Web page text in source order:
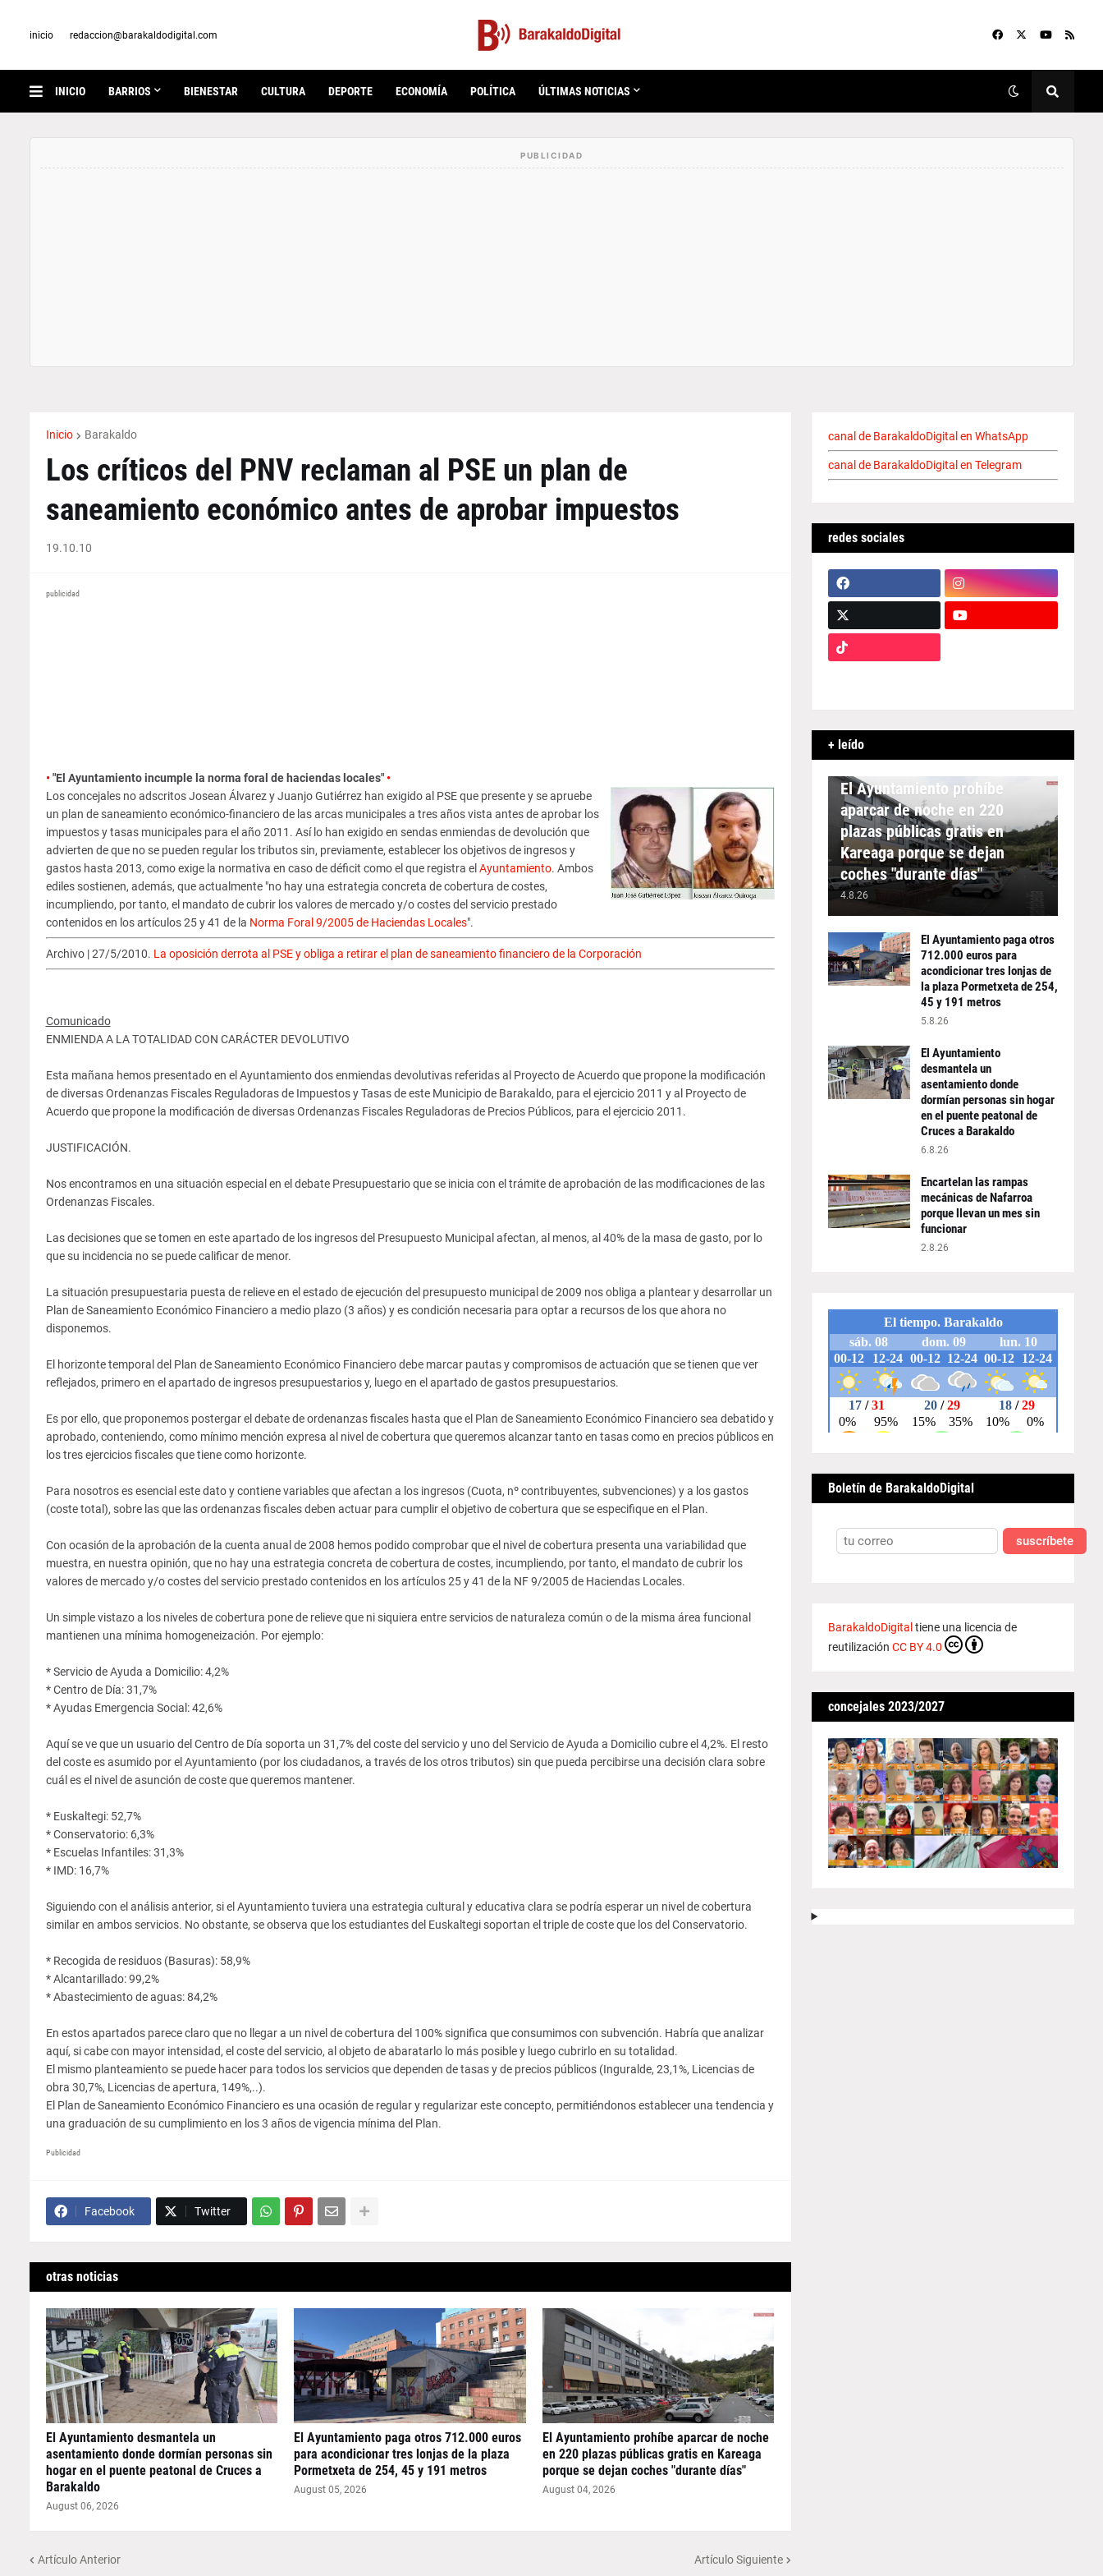
inicio redaccion@barakaldodigital.com
INICIO BARRIOS BIENESTAR CULTURA DEPORTE ECONOMÍA POLÍTICA ÚLTIMAS NOTICIAS
Inicio Barakaldo
Los críticos del PNV reclaman al PSE un plan de
saneamiento económico antes de aprobar impuestos
19.10.10
publicidad
•"El Ayuntamiento incumple la norma foral de haciendas locales" •
Los concejales no adscritos Josean Álvarez y Juanjo Gutiérrez han exigido al PSE que presente y se apruebe
un plan de saneamiento económico-financiero de las arcas municipales a tres años vista antes de aprobar los
impuestos y tasas municipales para el año 2011. Así lo han exigido en sendas enmiendas de devolución que
advierten de que no se pueden regular los tributos sin, previamente, establecer los objetivos de ingresos y
gastos hasta 2013, como exige la normativa en caso de déficit como el que registra el Ayuntamiento. Ambos
ediles sostienen, además, que actualmente "no hay una estrategia concreta de cobertura de costes,
incumpliendo, por tanto, el mandato de cubrir los valores de mercado y/o costes del servicio prestado
contenidos en los artículos 25 y 41 de la Norma Foral 9/2005 de Haciendas Locales".
Archivo | 27/5/2010. La oposición derrota al PSE y obliga a retirar el plan de saneamiento financiero de la Corporación
Comunicado
ENMIENDA A LA TOTALIDAD CON CARÁCTER DEVOLUTIVO
Esta mañana hemos presentado en el Ayuntamiento dos enmiendas devolutivas referidas al Proyecto de Acuerdo que propone la modificación
de diversas Ordenanzas Fiscales Reguladoras de Impuestos y Tasas de este Municipio de Barakaldo, para el ejercicio 2011 y al Proyecto de
Acuerdo que propone la modificación de diversas Ordenanzas Fiscales Reguladoras de Precios Públicos, para el ejercicio 2011.
JUSTIFICACIÓN.
Nos encontramos en una situación especial en el debate Presupuestario que se inicia con el trámite de aprobación de las modificaciones de las
Ordenanzas Fiscales.
Las decisiones que se tomen en este apartado de los ingresos del Presupuesto Municipal afectan, al menos, al 40% de la masa de gasto, por lo
que su incidencia no se puede calificar de menor.
La situación presupuestaria puesta de relieve en el estado de ejecución del presupuesto municipal de 2009 nos obliga a plantear y desarrollar un
Plan de Saneamiento Económico Financiero a medio plazo (3 años) y es condición necesaria para optar a recursos de los que ahora no
disponemos.
El horizonte temporal del Plan de Saneamiento Económico Financiero debe marcar pautas y compromisos de actuación que se tienen que ver
reflejados, primero en el apartado de ingresos presupuestarios y, luego en el apartado de gastos presupuestarios.
Es por ello, que proponemos postergar el debate de ordenanzas fiscales hasta que el Plan de Saneamiento Económico Financiero sea debatido y
aprobado, conteniendo, como mínimo mención expresa al nivel de cobertura que queremos alcanzar tanto en tasas como en precios públicos en
los tres ejercicios fiscales que tiene como horizonte.
Para nosotros es esencial este dato y contiene variables que afectan a los ingresos (Cuota, nº contribuyentes, subvenciones) y a los gastos
(coste total), sobre las que las ordenanzas fiscales deben actuar para cumplir el objetivo de cobertura que se especifique en el Plan.
Con ocasión de la aprobación de la cuenta anual de 2008 hemos podido comprobar que el nivel de cobertura presenta una variabilidad que
muestra, en nuestra opinión, que no hay una estrategia concreta de cobertura de costes, incumpliendo, por tanto, el mandato de cubrir los
valores de mercado y/o costes del servicio prestado contenidos en los artículos 25 y 41 de la NF 9/2005 de Haciendas Locales.
Un simple vistazo a los niveles de cobertura pone de relieve que ni siquiera entre servicios de naturaleza común o de la misma área funcional
mantienen una mínima homogeneización. Por ejemplo:
* Servicio de Ayuda a Domicilio: 4,2%
* Centro de Día: 31,7%
* Ayudas Emergencia Social: 42,6%
Aquí se ve que un usuario del Centro de Día soporta un 31,7% del coste del servicio y uno del Servicio de Ayuda a Domicilio cubre el 4,2%. El resto
del coste es asumido por el Ayuntamiento (por los ciudadanos, a través de los otros tributos) sin que pueda percibirse una decisión clara sobre
cuál es el nivel de asunción de coste que queremos mantener.
* Euskaltegi: 52,7%
* Conservatorio: 6,3%
* Escuelas Infantiles: 31,3%
* IMD: 16,7%
Siguiendo con el análisis anterior, si el Ayuntamiento tuviera una estrategia cultural y educativa clara se podría esperar un nivel de cobertura
similar en ambos servicios. No obstante, se observa que los estudiantes del Euskaltegi soportan el triple de coste que los del Conservatorio.
* Recogida de residuos (Basuras): 58,9%
* Alcantarillado: 99,2%
* Abastecimiento de aguas: 84,2%
En estos apartados parece claro que no llegar a un nivel de cobertura del 100% significa que consumimos con subvención. Habría que analizar
aquí, si cabe con mayor intensidad, el coste del servicio, al objeto de abaratarlo lo más posible y luego cubrirlo en su totalidad.
El mismo planteamiento se puede hacer para todos los servicios que dependen de tasas y de precios públicos (Inguralde, 23,1%, Licencias de
obra 30,7%, Licencias de apertura, 149%,..).
El Plan de Saneamiento Económico Financiero es una ocasión de regular y regularizar este concepto, permitiéndonos establecer una tendencia y
una graduación de su cumplimiento en los 3 años de vigencia mínima del Plan.
Publicidad
Facebook Twitter
otras noticias
El Ayuntamiento desmantela un
asentamiento donde dormían personas sin
hogar en el puente peatonal de Cruces a
Barakaldo
August 06, 2026
El Ayuntamiento paga otros 712.000 euros
para acondicionar tres lonjas de la plaza
Pormetxeta de 254, 45 y 191 metros
August 05, 2026
El Ayuntamiento prohíbe aparcar de noche
en 220 plazas públicas gratis en Kareaga
porque se dejan coches "durante días"
August 04, 2026
Artículo Anterior Artículo Siguiente
canal de BarakaldoDigital en WhatsApp
canal de BarakaldoDigital en Telegram
redes sociales
+ leído
APARCAMIENTO
El Ayuntamiento prohíbe
aparcar de noche en 220
plazas públicas gratis en
Kareaga porque se dejan
coches "durante días"
4.8.26
El Ayuntamiento paga otros
712.000 euros para
acondicionar tres lonjas de
la plaza Pormetxeta de 254,
45 y 191 metros
5.8.26
El Ayuntamiento
desmantela un
asentamiento donde
dormían personas sin hogar
en el puente peatonal de
Cruces a Barakaldo
6.8.26
Encartelan las rampas
mecánicas de Nafarroa
porque llevan un mes sin
funcionar
2.8.26
Boletín de BarakaldoDigital
suscríbete
BarakaldoDigital tiene una licencia de
reutilización CC BY 4.0
concejales 2023/2027